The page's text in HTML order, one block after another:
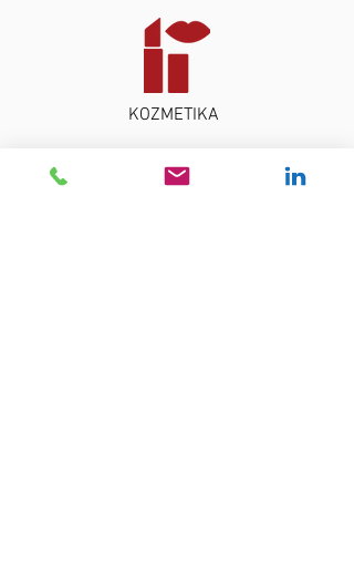
KOZMETIKA